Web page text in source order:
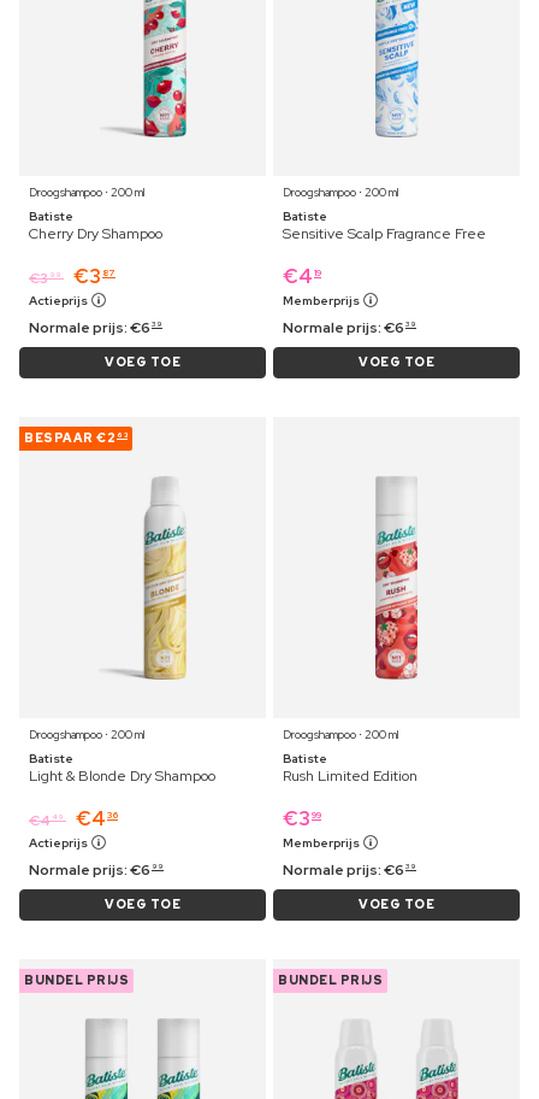
Droogshampoo ⋅ 200 ml
Batiste
Cherry Dry Shampoo
€3 99 €3 87
Actieprijs
Normale prijs:€6 39
VOEG TOE
Droogshampoo ⋅ 200 ml
Batiste
Sensitive Scalp Fragrance Free
€4 19
Memberprijs
Normale prijs:€6 39
VOEG TOE
BESPAAR €2 63
Droogshampoo ⋅ 200 ml
Batiste
Light & Blonde Dry Shampoo
€4 49 €4 36
Actieprijs
Normale prijs:€6 99
VOEG TOE
Droogshampoo ⋅ 200 ml
Batiste
Rush Limited Edition
€3 99
Memberprijs
Normale prijs:€6 39
VOEG TOE
BUNDEL PRIJS BUNDEL PRIJS